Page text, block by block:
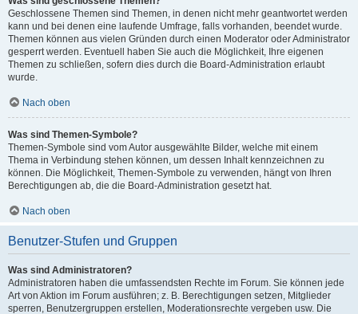
Geschlossene Themen sind Themen, in denen nicht mehr geantwortet werden
kann und bei denen eine laufende Umfrage, falls vorhanden, beendet wurde.
Themen können aus vielen Gründen durch einen Moderator oder Administrator
gesperrt werden. Eventuell haben Sie auch die Möglichkeit, Ihre eigenen
Themen zu schließen, sofern dies durch die Board-Administration erlaubt
wurde.
Nach oben
Was sind Themen-Symbole?
Themen-Symbole sind vom Autor ausgewählte Bilder, welche mit einem
Thema in Verbindung stehen können, um dessen Inhalt kennzeichnen zu
können. Die Möglichkeit, Themen-Symbole zu verwenden, hängt von Ihren
Berechtigungen ab, die die Board-Administration gesetzt hat.
Nach oben
Benutzer-Stufen und Gruppen
Was sind Administratoren?
Administratoren haben die umfassendsten Rechte im Forum. Sie können jede
Art von Aktion im Forum ausführen; z. B. Berechtigungen setzen, Mitglieder
sperren, Benutzergruppen erstellen, Moderationsrechte vergeben usw. Die